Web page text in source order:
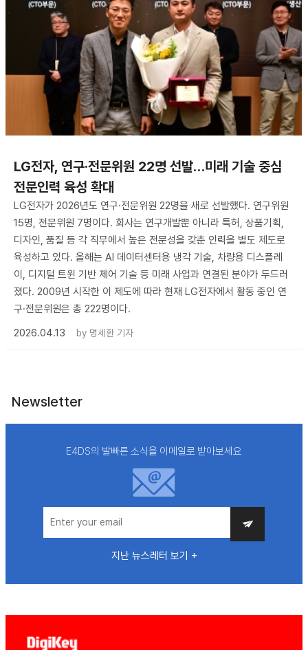
LG전자, 연구·전문위원 22명 선발…미래 기술 중심
전문인력 육성 확대
LG전자가 2026년도 연구·전문위원 22명을 새로 선발했다. 연구위원
15명, 전문위원 7명이다. 회사는 연구개발뿐 아니라 특허, 상품기획,
디자인, 품질 등 각 직무에서 높은 전문성을 갖춘 인력을 별도 제도로
육성하고 있다. 올해는 AI 데이터센터용 냉각 기술, 차량용 디스플레
이, 디지털 트윈 기반 제어 기술 등 미래 사업과 연결된 분야가 두드러
졌다. 2009년 시작한 이 제도에 따라 현재 LG전자에서 활동 중인 연
구·전문위원은 총 222명이다.
2026.04.13
by 명세환 기자
Newsletter
E4DS의 발빠른 소식을 이메일로 받아보세요
지난 뉴스레터 보기 +